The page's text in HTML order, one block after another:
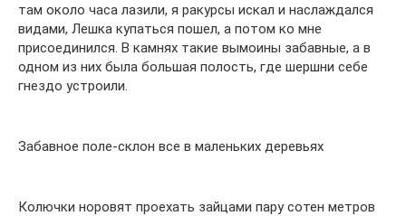
там около часа лазили, я ракурсы искал и наслаждался
видами, Лешка купаться пошел, а потом ко мне
присоединился. В камнях такие вымоины забавные, а в
одном из них была большая полость, где шершни себе
гнездо устроили.
Забавное поле-склон все в маленьких деревьях
Колючки норовят проехать зайцами пару сотен метров